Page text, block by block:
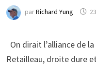
parRichard Yung
On dirait l’alliance de
Retailleau, droite dure